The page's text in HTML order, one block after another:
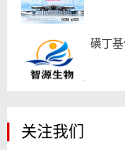
磺丁
关注我们